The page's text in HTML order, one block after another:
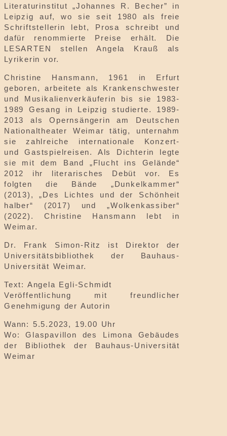
Literaturinstitut „Johannes R. Becher” in
Leipzig auf, wo sie seit 1980 als freie
Schriftstellerin lebt, Prosa schreibt und
dafür renommierte Preise erhält. Die
LESARTEN stellen Angela Krauß als
Lyrikerin vor.
Christine Hansmann, 1961 in Erfurt
geboren, arbeitete als Krankenschwester
und Musikalienverkäuferin bis sie 1983-
1989 Gesang in Leipzig studierte. 1989-
2013 als Opernsängerin am Deutschen
Nationaltheater Weimar tätig, unternahm
sie zahlreiche internationale Konzert-
und Gastspielreisen. Als Dichterin legte
sie mit dem Band „Flucht ins Gelände“
2012 ihr literarisches Debüt vor. Es
folgten die Bände „Dunkelkammer“
(2013), „Des Lichtes und der Schönheit
halber“ (2017) und „Wolkenkassiber“
(2022). Christine Hansmann lebt in
Weimar.
Dr. Frank Simon-Ritz ist Direktor der
Universitätsbibliothek der Bauhaus-
Universität Weimar.
Text: Angela Egli-Schmidt
Veröffentlichung mit freundlicher
Genehmigung der Autorin
Wann: 5.5.2023, 19.00 Uhr
Wo: Glaspavillon des Limona Gebäudes
der Bibliothek der Bauhaus-Universität
Weimar